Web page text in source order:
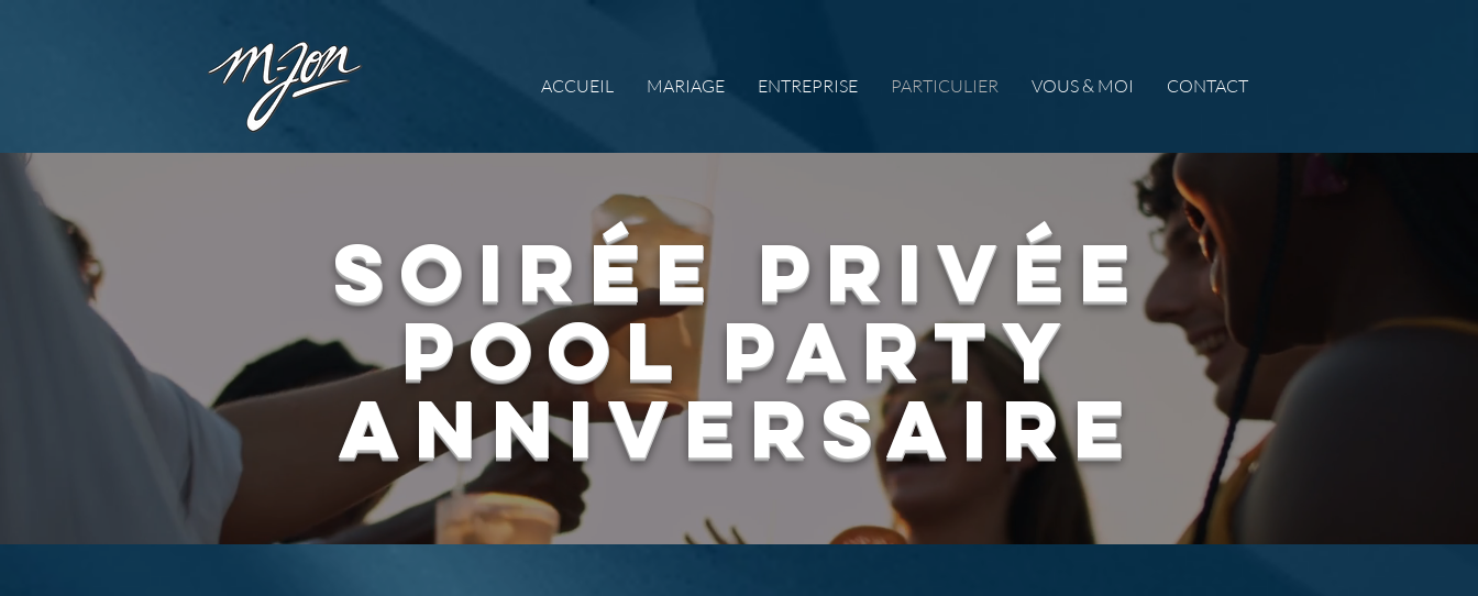
ACCUEIL MARIAGE ENTREPRISE PARTICULIER VOUS & MOI CONTACT
SOIRÉE PRIVÉE
POOL PARTY
ANNIVERSAIRE